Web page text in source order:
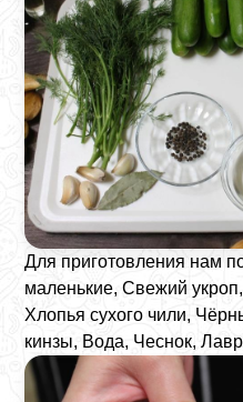
Для приготовления нам
маленькие, Свежий
Хлопья сухого чили,
кинзы, Вода, Чеснок,